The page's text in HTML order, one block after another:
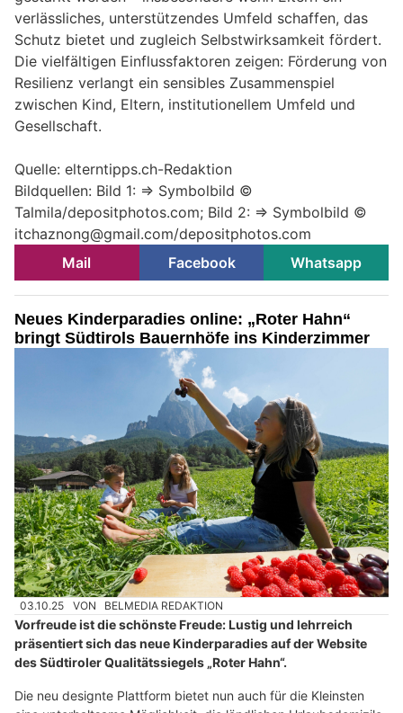
verlässliches, unterstützendes Umfeld schaffen, das
Schutz bietet und zugleich Selbstwirksamkeit fördert.
Die vielfältigen Einflussfaktoren zeigen: Förderung von
Resilienz verlangt ein sensibles Zusammenspiel
zwischen Kind, Eltern, institutionellem Umfeld und
Gesellschaft.
Quelle: elterntipps.ch-Redaktion
Bildquellen: Bild 1: => Symbolbild ©
Talmila/depositphotos.com; Bild 2: => Symbolbild ©
itchaznong@gmail.com/depositphotos.com
Mail
Facebook Whatsapp
Neues Kinderparadies online: „Roter Hahn“
bringt Südtirols Bauernhöfe ins Kinderzimmer
03.10.25 VON BELMEDIA REDAKTION
Vorfreude ist die schönste Freude: Lustig und lehrreich
präsentiert sich das neue Kinderparadies auf der Website
des Südtiroler Qualitätssiegels „Roter Hahn“.
Die neu designte Plattform bietet nun auch für die Kleinsten